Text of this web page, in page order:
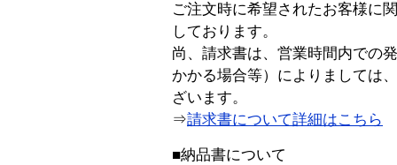
ご注文時に希望されたお客様に
しております。
尚、請求書は、営業時間内での
かかる場合等）によりましては
ざいます。
⇒請求書について詳細はこちら
■納品書について